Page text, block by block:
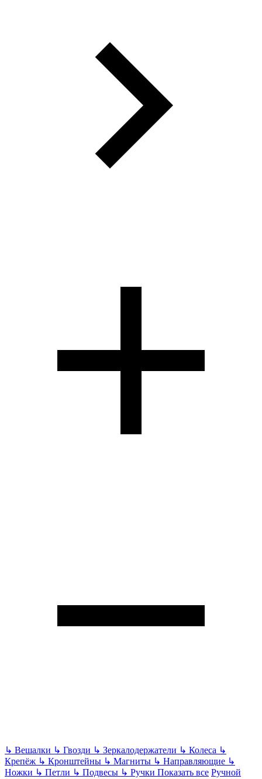
↳ Вешалки ↳ Гвозди ↳ Зеркалодержатели ↳ Колеса ↳
Крепёж ↳ Кронштейны ↳ Магниты ↳ Направляющие ↳
Ножки ↳ Петли ↳ Подвесы ↳ Ручки Показать все Ручной